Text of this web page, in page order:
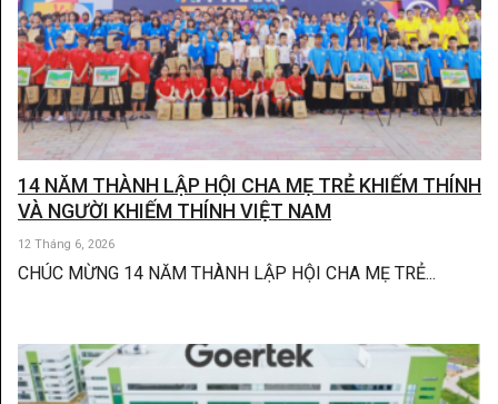
14 NĂM THÀNH LẬP HỘI CHA MẸ TRẺ KHIẾM THÍNH
VÀ NGƯỜI KHIẾM THÍNH VIỆT NAM
12 Tháng 6, 2026
CHÚC MỪNG 14 NĂM THÀNH LẬP HỘI CHA MẸ TRẺ...